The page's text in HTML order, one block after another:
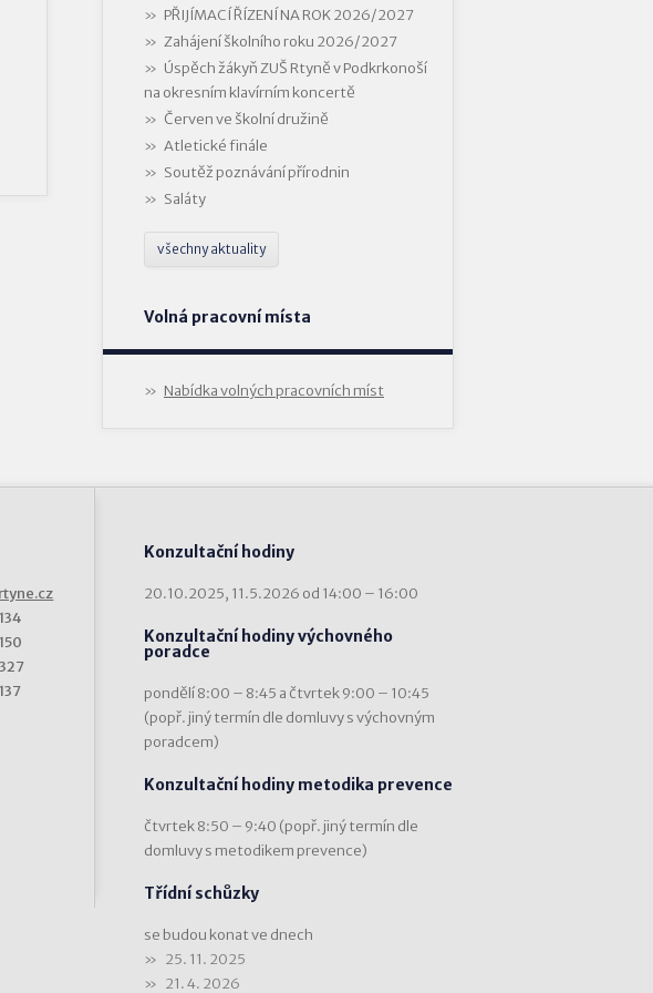
PŘIJÍMACÍ ŘÍZENÍ NA ROK 2026/2027
Zahájení školního roku 2026/2027
Úspěch žákyň ZUŠ Rtyně v Podkrkonoší
na okresním klavírním koncertě
Červen ve školní družině
Atletické finále
Soutěž poznávání přírodnin
Saláty
všechny aktuality
Volná pracovní místa
Nabídka volných pracovních míst
Konzultační hodiny
20.10.2025, 11.5.2026 od 14:00 – 16:00
Konzultační hodiny výchovného
poradce
pondělí 8:00 – 8:45 a čtvrtek 9:00 – 10:45
(popř. jiný termín dle domluvy s výchovným
poradcem)
Konzultační hodiny metodika prevence
čtvrtek 8:50 – 9:40 (popř. jiný termín dle
domluvy s metodikem prevence)
Třídní schůzky
se budou konat ve dnech
25. 11. 2025
21. 4. 2026